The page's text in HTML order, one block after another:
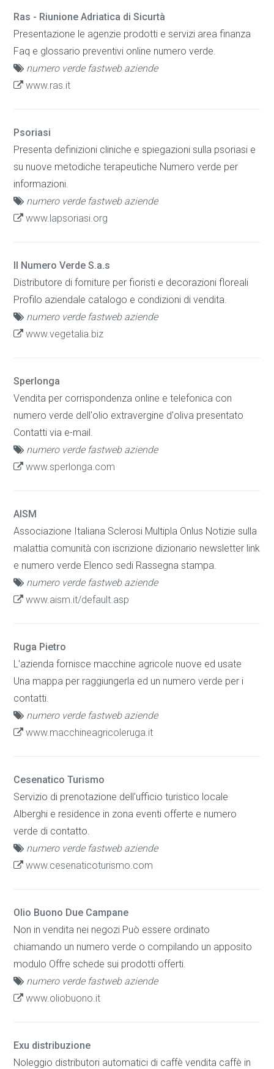
Ras - Riunione Adriatica di Sicurtà
Presentazione le agenzie prodotti e servizi area finanza
Faq e glossario preventivi online numero verde.
numero verde fastweb aziende
www.ras.it
Psoriasi
Presenta definizioni cliniche e spiegazioni sulla psoriasi e
su nuove metodiche terapeutiche Numero verde per
informazioni.
numero verde fastweb aziende
www.lapsoriasi.org
Il Numero Verde S.a.s
Distributore di forniture per fioristi e decorazioni floreali
Profilo aziendale catalogo e condizioni di vendita.
numero verde fastweb aziende
www.vegetalia.biz
Sperlonga
Vendita per corrispondenza online e telefonica con
numero verde dell'olio extravergine d'oliva presentato
Contatti via e-mail.
numero verde fastweb aziende
www.sperlonga.com
AISM
Associazione Italiana Sclerosi Multipla Onlus Notizie sulla
malattia comunità con iscrizione dizionario newsletter link
e numero verde Elenco sedi Rassegna stampa.
numero verde fastweb aziende
www.aism.it/default.asp
Ruga Pietro
L'azienda fornisce macchine agricole nuove ed usate
Una mappa per raggiungerla ed un numero verde per i
contatti.
numero verde fastweb aziende
www.macchineagricoleruga.it
Cesenatico Turismo
Servizio di prenotazione dell'ufficio turistico locale
Alberghi e residence in zona eventi offerte e numero
verde di contatto.
numero verde fastweb aziende
www.cesenaticoturismo.com
Olio Buono Due Campane
Non in vendita nei negozi Può essere ordinato
chiamando un numero verde o compilando un apposito
modulo Offre schede sui prodotti offerti.
numero verde fastweb aziende
www.oliobuono.it
Exu distribuzione
Noleggio distributori automatici di caffè vendita caffè in